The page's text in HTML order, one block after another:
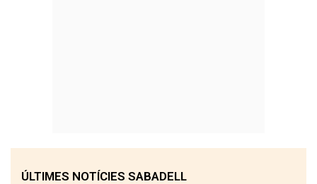
ÚLTIMES NOTÍCIES SABADELL